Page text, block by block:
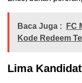
Baca Juga :
FC
Kode Redeem
Lima